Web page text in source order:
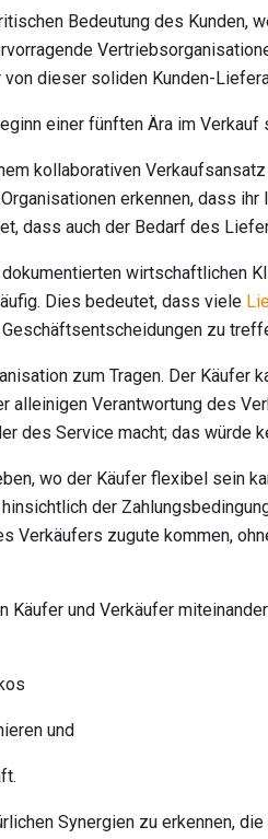
Bedeutung des Kunden,
dieser soliden Kunden-
einer fünften Ära im Verkauf
kollaborativen
erkennen, dass
dass auch der Bedarf des
wirtschaftlichen
Dies bedeutet, dass viele
zu
zum Tragen. Der Käufer
alleinigen Verantwortung des
des Service macht; das würde
wo der Käufer flexibel sein
der
Verkäufers zugute kommen,
Käufer und Verkäufer
und
Synergien zu erkennen,